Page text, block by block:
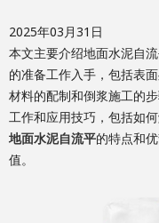
2025年03月31日
本文主要介绍地面水泥自
的准备工作入手，包括表
材料的配制和倒浆施工的
工作和应用技巧，包括如
地面水泥自流平的特点和
值。